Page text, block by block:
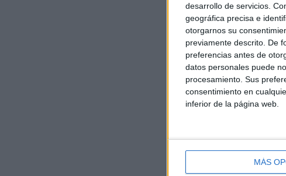
desarrollo de servicios.
geográfica precisa e
otorgarnos su
previamente descrito. De
preferencias antes de
datos personales puede
procesamiento. Sus
consentimiento en
inferior de la página web.
MÁS